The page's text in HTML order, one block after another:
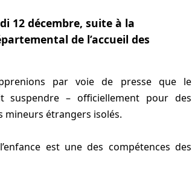
12 décembre, suite à la
de l’accueil des
par voie de presse que le
suspendre – officiellement pour des
mineurs étrangers isolés.
est une des compétences des